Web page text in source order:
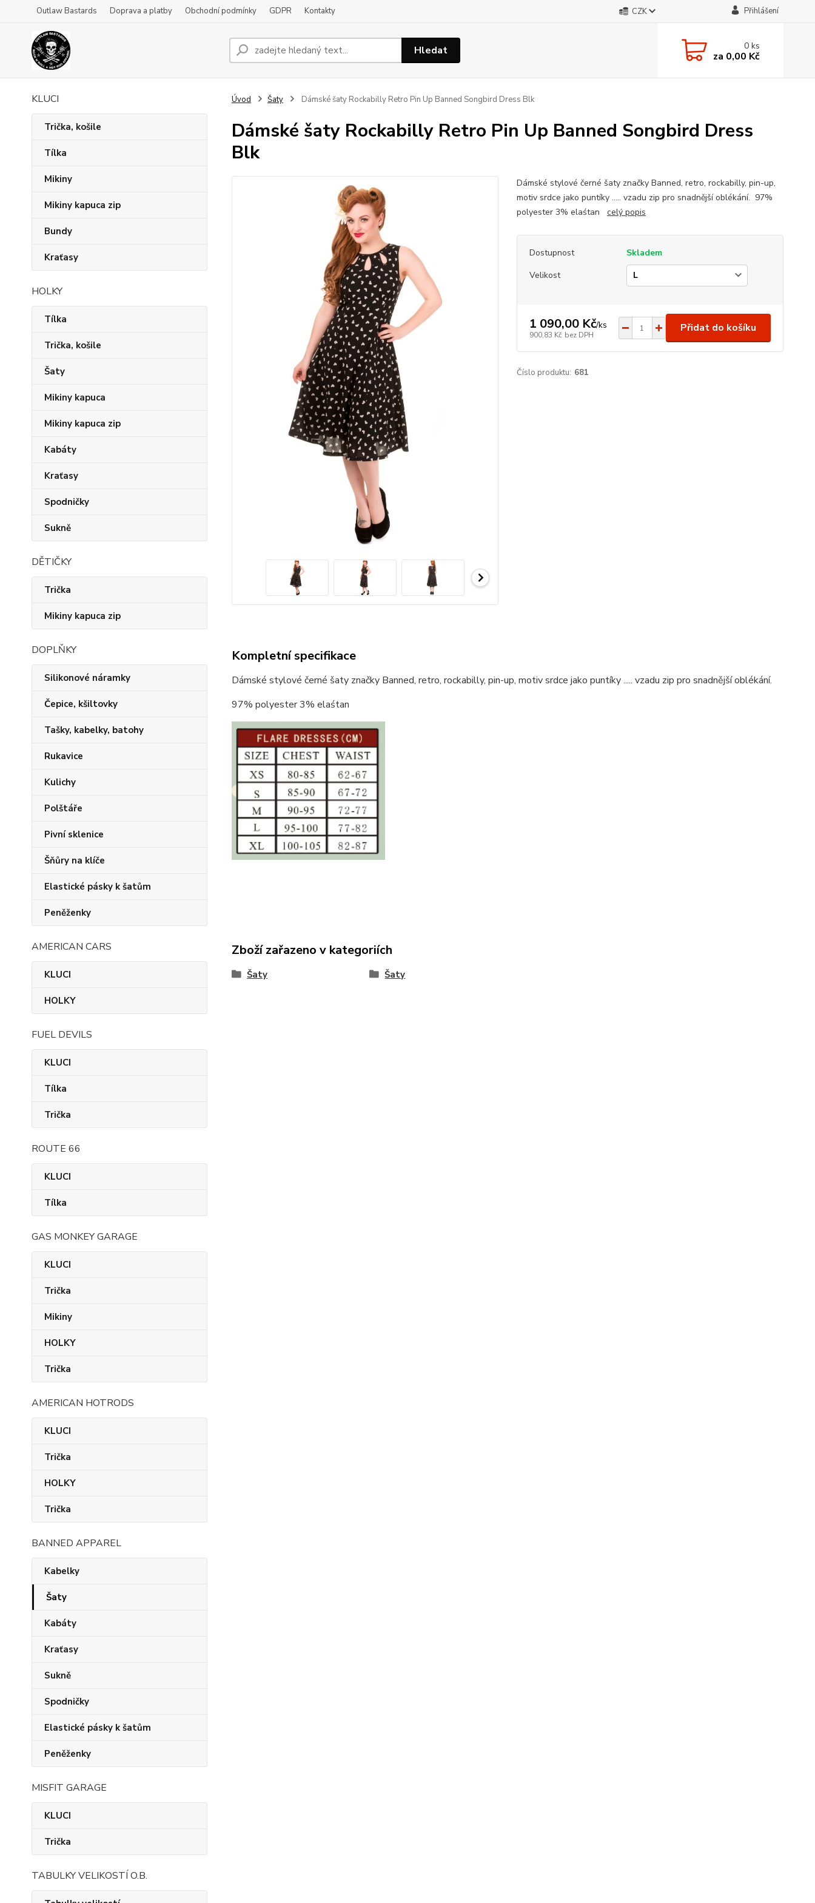
Outlaw Bastards Doprava a platby Obchodní podmínky GDPR Kontakty CZK Přihlášení
Hledat 0ks
za 0,00 Kč
KLUCI
Trička, košile
Tílka
Mikiny
Mikiny kapuca zip
Bundy
Kraťasy
HOLKY
Tílka
Trička, košile
Šaty
Mikiny kapuca
Mikiny kapuca zip
Kabáty
Kraťasy
Spodničky
Sukně
DĚTIČKY
Trička
Mikiny kapuca zip
DOPLŇKY
Silikonové náramky
Čepice, kšiltovky
Tašky, kabelky, batohy
Rukavice
Kulichy
Polštáře
Pivní sklenice
Šňůry na klíče
Elastické pásky k šatům
Peněženky
AMERICAN CARS
KLUCI
HOLKY
FUEL DEVILS
KLUCI
Tílka
Trička
ROUTE 66
KLUCI
Tílka
GAS MONKEY GARAGE
KLUCI
Trička
Mikiny
HOLKY
Trička
AMERICAN HOTRODS
KLUCI
Trička
HOLKY
Trička
BANNED APPAREL
Kabelky
Šaty
Kabáty
Kraťasy
Sukně
Spodničky
Elastické pásky k šatům
Peněženky
MISFIT GARAGE
KLUCI
Trička
TABULKY VELIKOSTÍ O.B.
Úvod Šaty Dámské šaty Rockabilly Retro Pin Up Banned Songbird Dress Blk
Dámské šaty Rockabilly Retro Pin Up Banned Songbird Dress
Blk
Dámské stylové černé šaty značky Banned, retro, rockabilly, pin-up,
motiv srdce jako puntíky ..... vzadu zip pro snadnější oblékání. 97%
polyester 3% elaśtan celý popis
Dostupnost
Skladem
Velikost
1 090,00 Kč/ks
900,83 Kč bez DPH
Přidat do košíku
Číslo produktu: 681
Kompletní specifikace
Dámské stylové černé šaty značky Banned, retro, rockabilly, pin-up, motiv srdce jako puntíky ..... vzadu zip pro snadnější oblékání.
97% polyester 3% elaśtan
Zboží zařazeno v kategoriích
Šaty Šaty